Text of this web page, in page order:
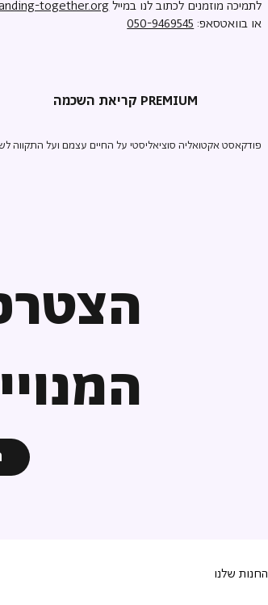
לתמיכה מוזמנים לכתוב לנו במיילtogether.org
או בוואטסאפ: 050-9469545
קריאת השכמה PREMIUM
פודקאסט אקטואליה סוציאליסטי על החיים עצמם ועל התקווה
החנות שלנו